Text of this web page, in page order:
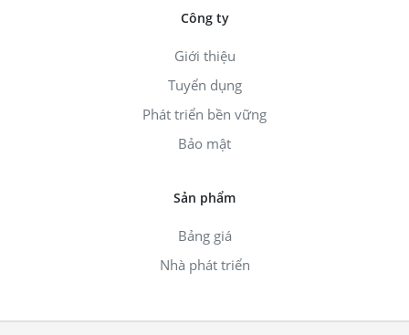
Công ty
Giới thiệu
Tuyển dụng
Phát triển bền vững
Bảo mật
Sản phẩm
Bảng giá
Nhà phát triển